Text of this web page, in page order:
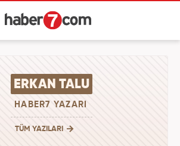
ERKAN TALU
HABER7 YAZARI
TÜM YAZILARI